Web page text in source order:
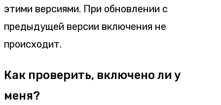
этими версиями. При обновлении с
предыдущей версии включения не
происходит.
Как проверить, включено ли у
меня?